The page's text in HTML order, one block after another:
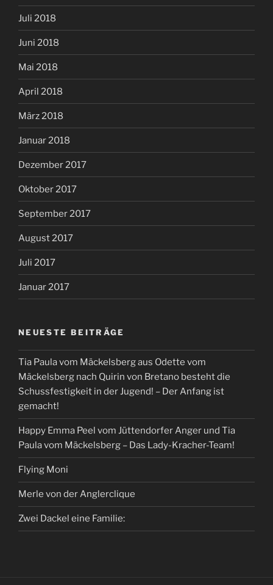
Juli 2018
Juni 2018
Mai 2018
April 2018
März 2018
Januar 2018
Dezember 2017
Oktober 2017
September 2017
August 2017
Juli 2017
Januar 2017
NEUESTE BEITRÄGE
Tia Paula vom Mäckelsberg aus Odette vom
Mäckelsberg nach Quirin von Bretano besteht die
Schussfestigkeit in der Jugend! – Der Anfang ist
gemacht!
Happy Emma Peel vom Jüttendorfer Anger und Tia
Paula vom Mäckelsberg – Das Lady-Kracher-Team!
Flying Moni
Merle von der Anglerclique
Zwei Dackel eine Familie: